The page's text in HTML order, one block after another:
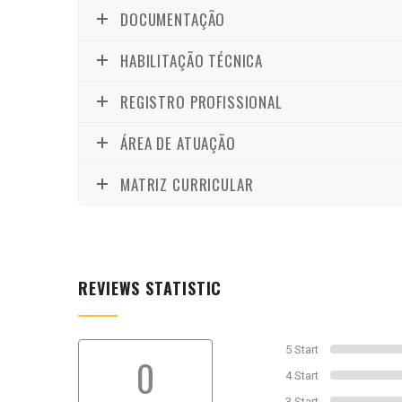
DOCUMENTAÇÃO
HABILITAÇÃO TÉCNICA
REGISTRO PROFISSIONAL
ÁREA DE ATUAÇÃO
MATRIZ CURRICULAR
REVIEWS STATISTIC
0
5 Start
4 Start